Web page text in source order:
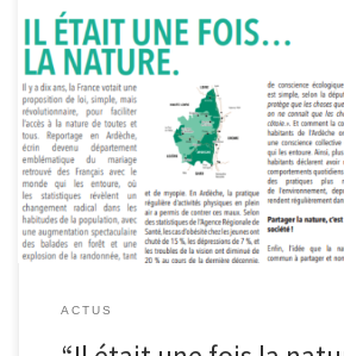
Garantir l’accès à la nature ? C’est l’objet
déposée par la député Lisa Belluco qui
2024, demandant dans un premier temps de
la nature en supprimant l’amende
sur une propriété privée.Cette proposition
ACTUS